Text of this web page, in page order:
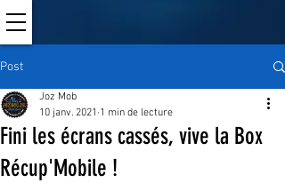
Post
Fini les écrans cassés, vive la Box
Récup'Mobile !
Joz Mob
10 janv. 2021 1 min de lecture